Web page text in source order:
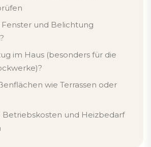
und Belichtung
im Haus (besonders für die
wie Terrassen oder
Betriebskosten und Heizbedarf